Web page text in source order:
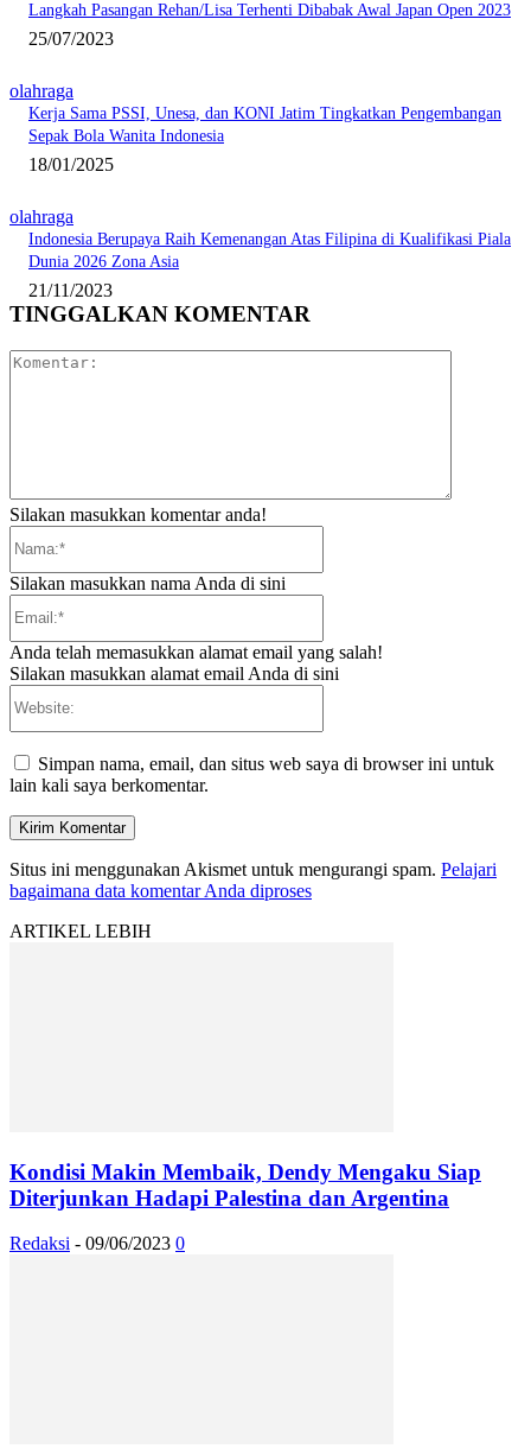
Langkah Pasangan Rehan/Lisa Terhenti Dibabak Awal Japan Open 2023
25/07/2023
olahraga
Kerja Sama PSSI, Unesa, dan KONI Jatim Tingkatkan Pengembangan
Sepak Bola Wanita Indonesia
18/01/2025
olahraga
Indonesia Berupaya Raih Kemenangan Atas Filipina di Kualifikasi Piala
Dunia 2026 Zona Asia
21/11/2023
TINGGALKAN KOMENTAR
Silakan masukkan komentar anda!
Silakan masukkan nama Anda di sini
Anda telah memasukkan alamat email yang salah!
Silakan masukkan alamat email Anda di sini
Simpan nama, email, dan situs web saya di browser ini untuk
lain kali saya berkomentar.
Situs ini menggunakan Akismet untuk mengurangi spam. Pelajari
bagaimana data komentar Anda diproses
ARTIKEL LEBIH
Kondisi Makin Membaik, Dendy Mengaku Siap
Diterjunkan Hadapi Palestina dan Argentina
Redaksi - 09/06/2023 0